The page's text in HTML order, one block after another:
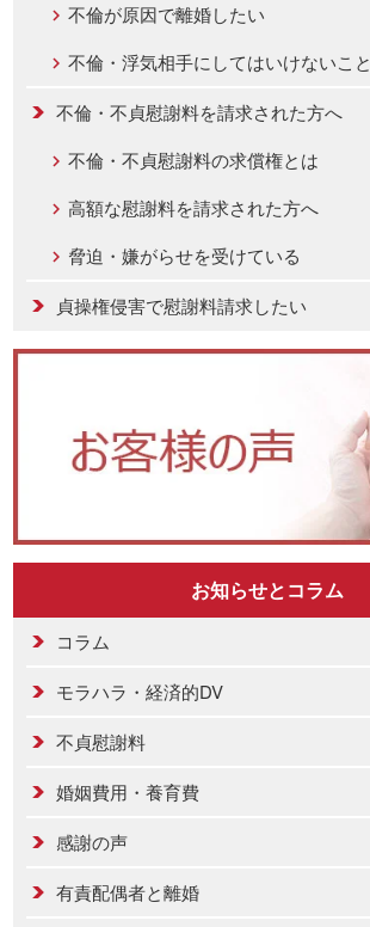
不倫が原因で離婚したい
不倫・浮気相手にしてはいけないこと
不倫・不貞慰謝料を請求された方へ
不倫・不貞慰謝料の求償権とは
高額な慰謝料を請求された方へ
脅迫・嫌がらせを受けている
貞操権侵害で慰謝料請求したい
お知らせとコラム
コラム
モラハラ・経済的DV
不貞慰謝料
婚姻費用・養育費
感謝の声
有責配偶者と離婚